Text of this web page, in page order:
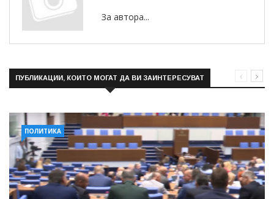
За автора...
ПУБЛИКАЦИИ, КОИТО МОГАТ ДА ВИ ЗАИНТЕРЕСУВАТ
ПОЛИТИКА